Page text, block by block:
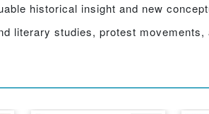
historical insight and new
literary studies, protest movements,